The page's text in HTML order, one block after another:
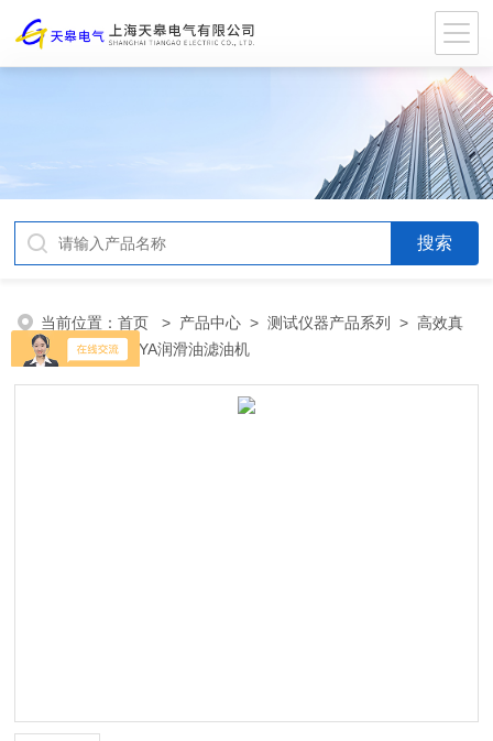
当前位置：首页 > 产品中心 >测试仪器产品系列 >高效真
空滤油机> TYA润滑油滤油机